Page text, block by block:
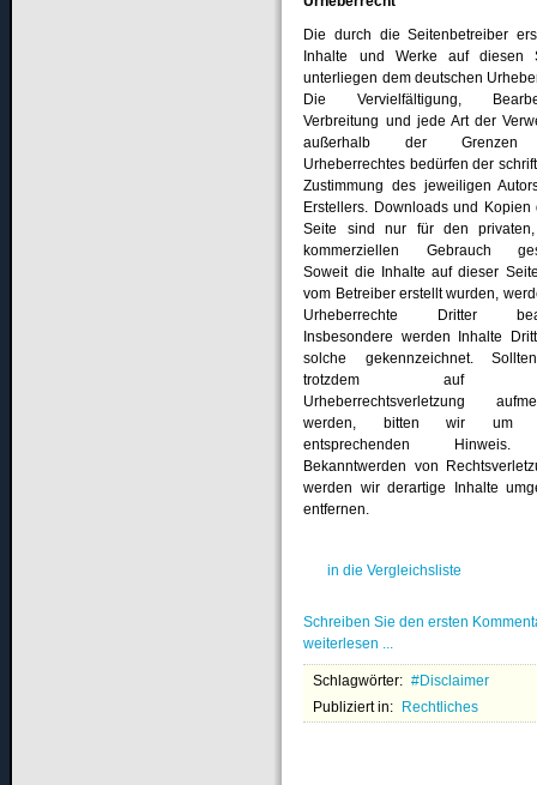
Die durch die Seitenbetreiber
Inhalte und Werke auf diesen
unterliegen dem deutschen
Die Vervielfältigung,
Verbreitung und jede Art der
außerhalb der
Urheberrechtes bedürfen der
Zustimmung des jeweiligen
Erstellers. Downloads und Kopien
Seite sind nur für den
kommerziellen Gebrauch
Soweit die Inhalte auf dieser
vom Betreiber erstellt wurden,
Urheberrechte Dritter
Insbesondere werden Inhalte
solche gekennzeichnet.
trotzdem auf
Urheberrechtsverletzung
werden, bitten wir um
entsprechenden
Bekanntwerden von
werden wir derartige Inhalte
entfernen.
in die Vergleichsliste
Schreiben Sie den ersten
weiterlesen ...
Schlagwörter:
Disclaimer
Publiziert in:
Rechtliches